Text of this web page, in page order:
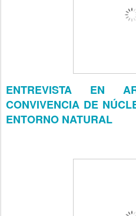
ENTREVISTA EN
CONVIVENCIA DE
ENTORNO NATURAL